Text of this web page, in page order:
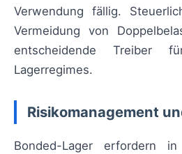
Verwendung fällig.
Vermeidung von
entscheidende Treiber
Lagerregimes.
Risikomanagement
Bonded-Lager erfordern